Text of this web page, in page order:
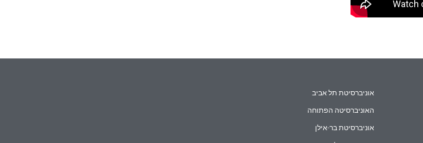
אוניברסיטת תל אביב
האוניברסיטה הפתוחה
אוניברסיטת בר-אילן